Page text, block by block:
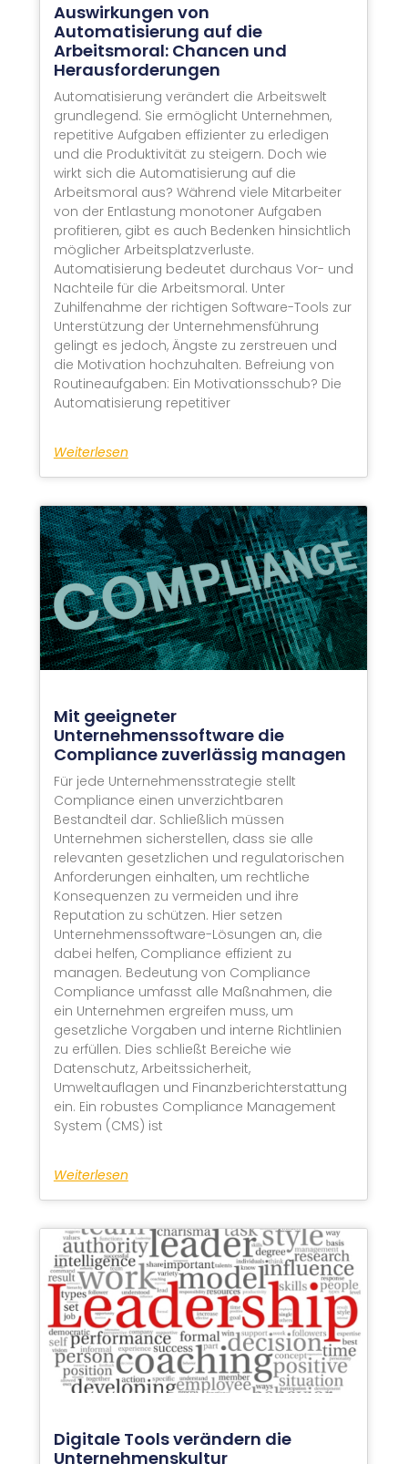
Auswirkungen von
Automatisierung auf die
Arbeitsmoral: Chancen und
Herausforderungen
Automatisierung verändert die Arbeitswelt
grundlegend. Sie ermöglicht Unternehmen,
repetitive Aufgaben effizienter zu erledigen
und die Produktivität zu steigern. Doch wie
wirkt sich die Automatisierung auf die
Arbeitsmoral aus? Während viele Mitarbeiter
von der Entlastung monotoner Aufgaben
profitieren, gibt es auch Bedenken hinsichtlich
möglicher Arbeitsplatzverluste.
Automatisierung bedeutet durchaus Vor- und
Nachteile für die Arbeitsmoral. Unter
Zuhilfenahme der richtigen Software-Tools zur
Unterstützung der Unternehmensführung
gelingt es jedoch, Ängste zu zerstreuen und
die Motivation hochzuhalten. Befreiung von
Routineaufgaben: Ein Motivationsschub? Die
Automatisierung repetitiver
Weiterlesen
Mit geeigneter
Unternehmenssoftware die
Compliance zuverlässig managen
Für jede Unternehmensstrategie stellt
Compliance einen unverzichtbaren
Bestandteil dar. Schließlich müssen
Unternehmen sicherstellen, dass sie alle
relevanten gesetzlichen und regulatorischen
Anforderungen einhalten, um rechtliche
Konsequenzen zu vermeiden und ihre
Reputation zu schützen. Hier setzen
Unternehmenssoftware-Lösungen an, die
dabei helfen, Compliance effizient zu
managen. Bedeutung von Compliance
Compliance umfasst alle Maßnahmen, die
ein Unternehmen ergreifen muss, um
gesetzliche Vorgaben und interne Richtlinien
zu erfüllen. Dies schließt Bereiche wie
Datenschutz, Arbeitssicherheit,
Umweltauflagen und Finanzberichterstattung
ein. Ein robustes Compliance Management
System (CMS) ist
Weiterlesen
Digitale Tools verändern die
Unternehmenskultur